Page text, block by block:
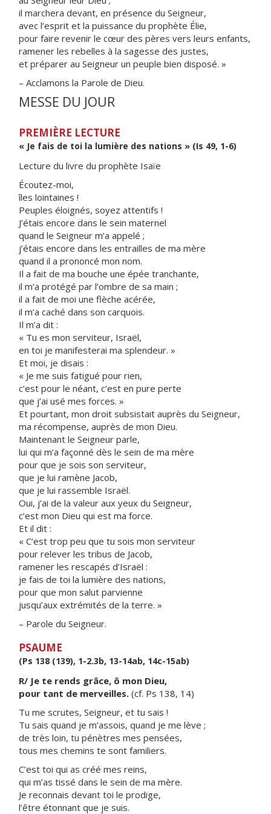
il marchera devant, en présence du Seigneur,
avec l’esprit et la puissance du prophète Élie,
pour faire revenir le cœur des pères vers leurs enfants,
ramener les rebelles à la sagesse des justes,
et préparer au Seigneur un peuple bien disposé. »
– Acclamons la Parole de Dieu.
MESSE DU JOUR
PREMIÈRE LECTURE
« Je fais de toi la lumière des nations » (Is 49, 1-6)
Lecture du livre du prophète Isaïe
Écoutez-moi,
îles lointaines !
Peuples éloignés, soyez attentifs !
J’étais encore dans le sein maternel
quand le Seigneur m’a appelé ;
j’étais encore dans les entrailles de ma mère
quand il a prononcé mon nom.
Il a fait de ma bouche une épée tranchante,
il m’a protégé par l’ombre de sa main ;
il a fait de moi une flèche acérée,
il m’a caché dans son carquois.
Il m’a dit :
« Tu es mon serviteur, Israël,
en toi je manifesterai ma splendeur. »
Et moi, je disais :
« Je me suis fatigué pour rien,
c’est pour le néant, c’est en pure perte
que j’ai usé mes forces. »
Et pourtant, mon droit subsistait auprès du Seigneur,
ma récompense, auprès de mon Dieu.
Maintenant le Seigneur parle,
lui qui m’a façonné dès le sein de ma mère
pour que je sois son serviteur,
que je lui ramène Jacob,
que je lui rassemble Israël.
Oui, j’ai de la valeur aux yeux du Seigneur,
c’est mon Dieu qui est ma force.
Et il dit :
« C’est trop peu que tu sois mon serviteur
pour relever les tribus de Jacob,
ramener les rescapés d’Israël :
je fais de toi la lumière des nations,
pour que mon salut parvienne
jusqu’aux extrémités de la terre. »
– Parole du Seigneur.
PSAUME
(Ps 138 (139), 1-2.3b, 13-14ab, 14c-15ab)
R/ Je te rends grâce, ô mon Dieu,
pour tant de merveilles. (cf. Ps 138, 14)
Tu me scrutes, Seigneur, et tu sais !
Tu sais quand je m’assois, quand je me lève ;
de très loin, tu pénètres mes pensées,
tous mes chemins te sont familiers.
C’est toi qui as créé mes reins,
qui m’as tissé dans le sein de ma mère.
Je reconnais devant toi le prodige,
l’être étonnant que je suis.